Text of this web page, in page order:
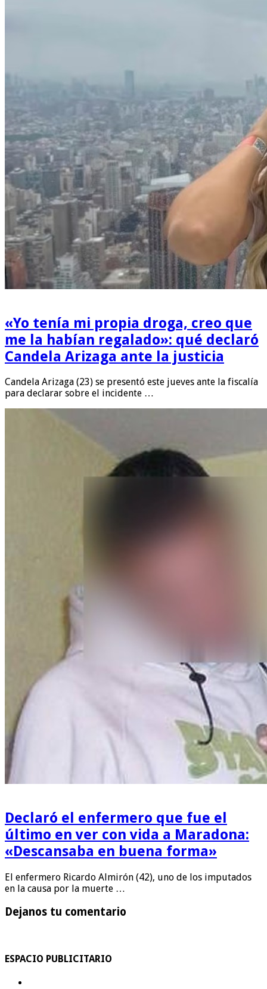
«Yo tenía mi propia droga, creo que
me la habían regalado»: qué declaró
Candela Arizaga ante la justicia
Candela Arizaga (23) se presentó este jueves ante la fiscalía
para declarar sobre el incidente …
Declaró el enfermero que fue el
último en ver con vida a Maradona:
«Descansaba en buena forma»
El enfermero Ricardo Almirón (42), uno de los imputados
en la causa por la muerte …
Dejanos tu comentario
ESPACIO PUBLICITARIO